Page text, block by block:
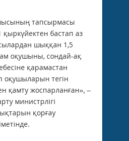
тапсырмасы
бастап аз
шыққан 1,5
оқушыны, сондай-ақ
қарамастан
тегін
қамту жоспарланған», –
министрлігі
қорғау